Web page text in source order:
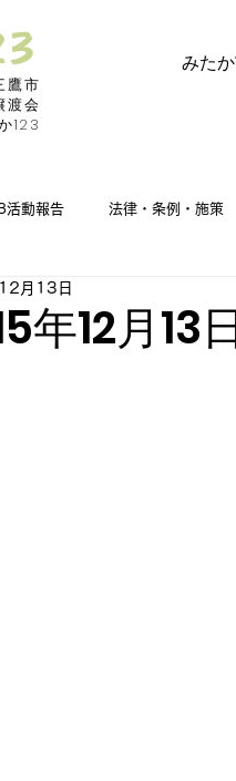
鷹市
渡会
123
みた
活動報告 法律・条例・施策
捜索願い
年12月
月13日